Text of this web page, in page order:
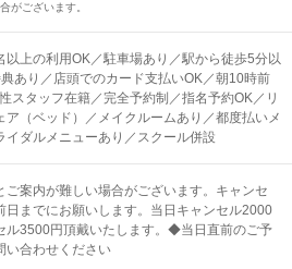
がございます。
以上の利用OK／駐車場あり／駅から徒歩5分以
あり／店頭でのカード支払いOK／朝10時前
スタッフ在籍／完全予約制／指名予約OK／リ
ア（ベッド）／メイクルームあり／都度払いメ
イダルメニューあり／スクール併設
ご案内が難しい場合がございます。キャンセ
日までにお願いします。当日キャンセル2000
ル3500円頂戴いたします。◆当日直前のご予
い合わせください